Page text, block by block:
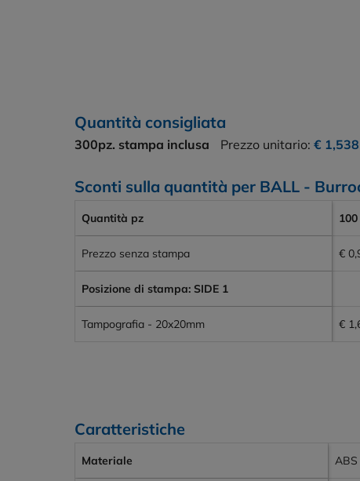
Quantità consigliata
300pz. stampa inclusa Prezzo unitario: € 1,538
Sconti sulla quantità per BALL -
Quantità pz 100
Prezzo senza stampa €
Posizione di stampa: SIDE 1
Tampografia - 20x20mm €
Caratteristiche
Materiale ABS